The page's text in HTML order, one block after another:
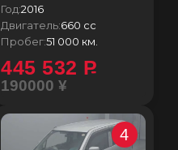
Год:2016
Двигатель:660 сс
Пробег:51 000 км.
445 532 P
190000 ¥
4